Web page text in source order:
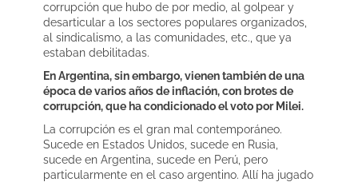
corrupción que hubo de por medio, al golpear y
desarticular a los sectores populares organizados,
al sindicalismo, a las comunidades, etc., que ya
estaban debilitadas.
En Argentina, sin embargo, vienen también de una
época de varios años de inflación, con brotes de
corrupción, que ha condicionado el voto por Milei.
La corrupción es el gran mal contemporáneo.
Sucede en Estados Unidos, sucede en Rusia,
sucede en Argentina, sucede en Perú, pero
particularmente en el caso argentino. Allí ha jugado